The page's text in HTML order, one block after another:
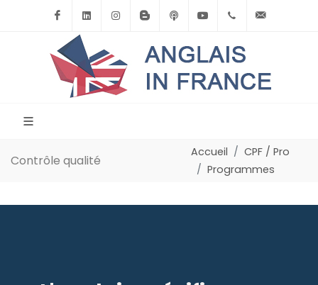
FacebookLinkedinInstagramBlogSpotPodcastYoutube
Contrôle qualité
Accueil
CPF / Pro
Programmes